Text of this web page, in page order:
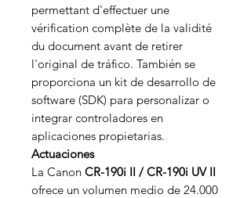
permettant d'effectuer une
vérification complète de la validité
du document avant de retirer
l'original de tráfico. También se
proporciona un kit de desarrollo de
software (SDK) para personalizar o
integrar controladores en
aplicaciones propietarias.
Actuaciones
La Canon CR-190i II / CR-190i UV II
ofrece un volumen medio de 24.000